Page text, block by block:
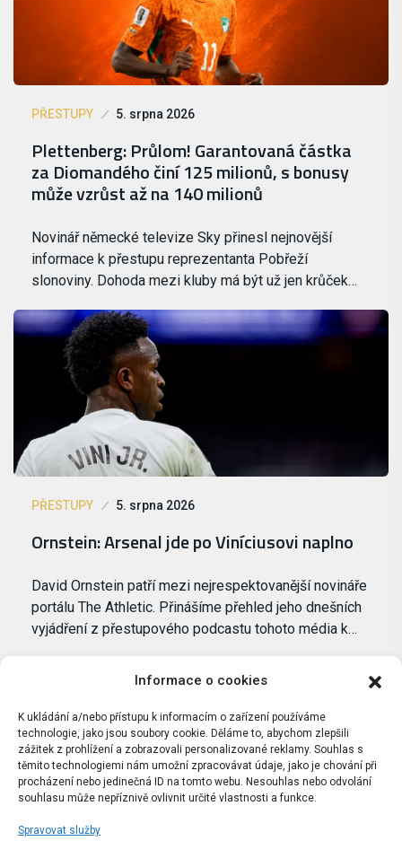
Informace o cookies
K ukládání a/nebo přístupu k informacím o zařízení používáme
technologie, jako jsou soubory cookie. Děláme to, abychom zlepšili
zážitek z prohlížení a zobrazovali personalizované reklamy. Souhlas s
těmito technologiemi nám umožní zpracovávat údaje, jako je chování při
procházení nebo jedinečná ID na tomto webu. Nesouhlas nebo odvolání
souhlasu může nepříznivě ovlivnit určité vlastnosti a funkce.
Spravovat služby
PŘESTUPY 5. srpna 2026
Plettenberg: Průlom! Garantovaná částka
za Diomandého činí 125 milionů, s bonusy
může vzrůst až na 140 milionů
Novinář německé televize Sky přinesl nejnovější
informace k přestupu reprezentanta Pobřeží
slonoviny. Dohoda mezi kluby má být už jen krůček…
PŘESTUPY 5. srpna 2026
Ornstein: Arsenal jde po Viníciusovi naplno
David Ornstein patří mezi nejrespektovanější novináře
portálu The Athletic. Přinášíme přehled jeho dnešních
vyjádření z přestupového podcastu tohoto média k…